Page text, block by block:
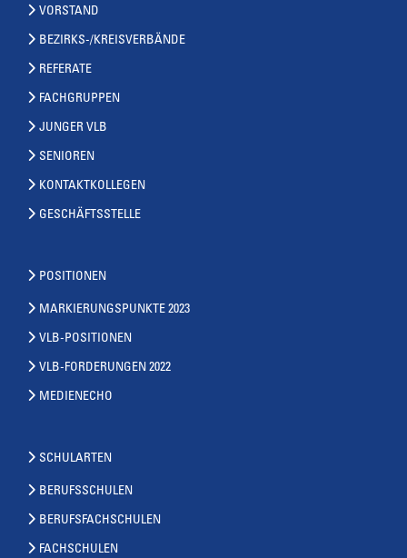
VORSTAND
BEZIRKS-/KREISVERBÄNDE
REFERATE
FACHGRUPPEN
JUNGER VLB
SENIOREN
KONTAKTKOLLEGEN
GESCHÄFTSSTELLE
POSITIONEN
MARKIERUNGSPUNKTE 2023
VLB-POSITIONEN
VLB-FORDERUNGEN 2022
MEDIENECHO
SCHULARTEN
BERUFSSCHULEN
BERUFSFACHSCHULEN
FACHSCHULEN